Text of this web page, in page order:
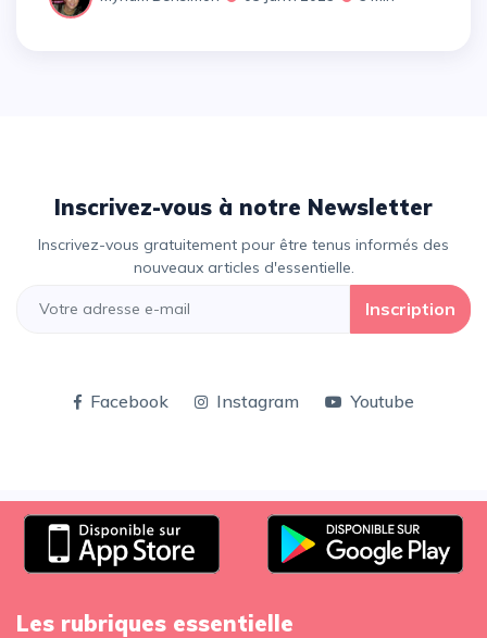
Inscrivez-vous à notre Newsletter
Inscrivez-vous gratuitement pour être tenus informés des
nouveaux articles d'essentielle.
Inscription
Facebook Instagram Youtube
Les rubriques essentielle